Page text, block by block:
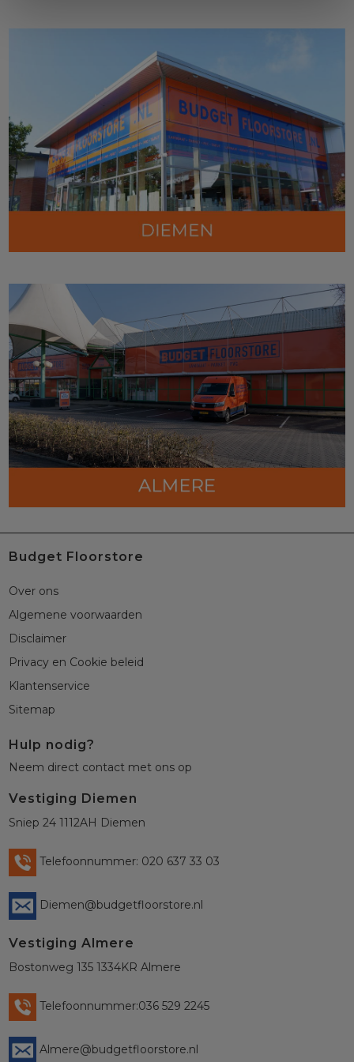
Budget Floorstore
Over ons
Algemene voorwaarden
Disclaimer
Privacy en Cookie beleid
Klantenservice
Sitemap
Hulp nodig?
Neem direct contact met ons op
Vestiging Diemen
Sniep 24 1112AH Diemen
Telefoonnummer: 020 637 33 03
Diemen@budgetfloorstore.nl
Vestiging Almere
Bostonweg 135 1334KR Almere
Telefoonnummer:036 529 2245
Almere@budgetfloorstore.nl